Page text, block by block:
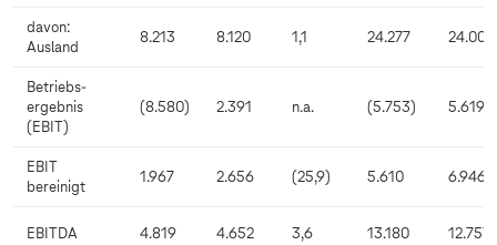
davon:
Ausland
8.213 8.120 1,1 24.277 24.004
Betriebs-
ergebnis
(EBIT)
(8.580) 2.391 n.a. (5.753) 5.619
EBIT
bereinigt
1.967 2.656 (25,9) 5.610 6.946
EBITDA 4.819 4.652 3,6 13.180 12.757